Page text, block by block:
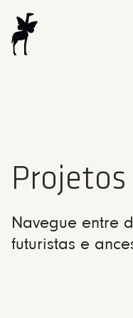
Projetos
Navegue entre
futuristas e